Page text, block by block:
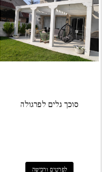
סוכך גלים לפרגולה
לפרטים ורכישה